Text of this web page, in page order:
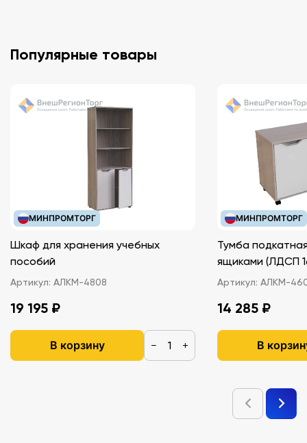
Популярные товары
МИНПРОМТОРГ
Шкаф для хранения учебных
пособий
Артикул: АЛКМ-4808
19 195 ₽
В корзину − +
МИНПРОМТОРГ
Тумба
ящиками
Артикул: АЛКМ-
14 285 ₽
В